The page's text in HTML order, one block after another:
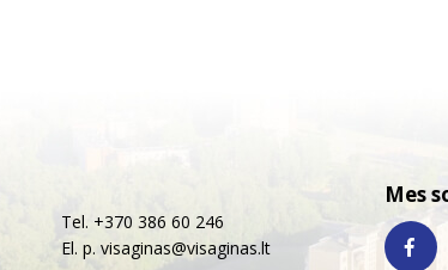
Tel. +370 386 60 246
El. p. visaginas@visaginas.lt
Mes